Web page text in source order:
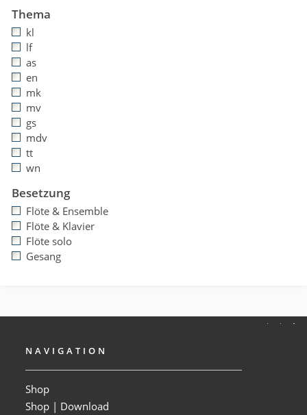
Thema
kl
lf
as
en
mk
mv
gs
mdv
tt
wn
Besetzung
Flöte & Ensemble
Flöte & Klavier
Flöte solo
Gesang
NAVIGATION
Shop
Shop | Download